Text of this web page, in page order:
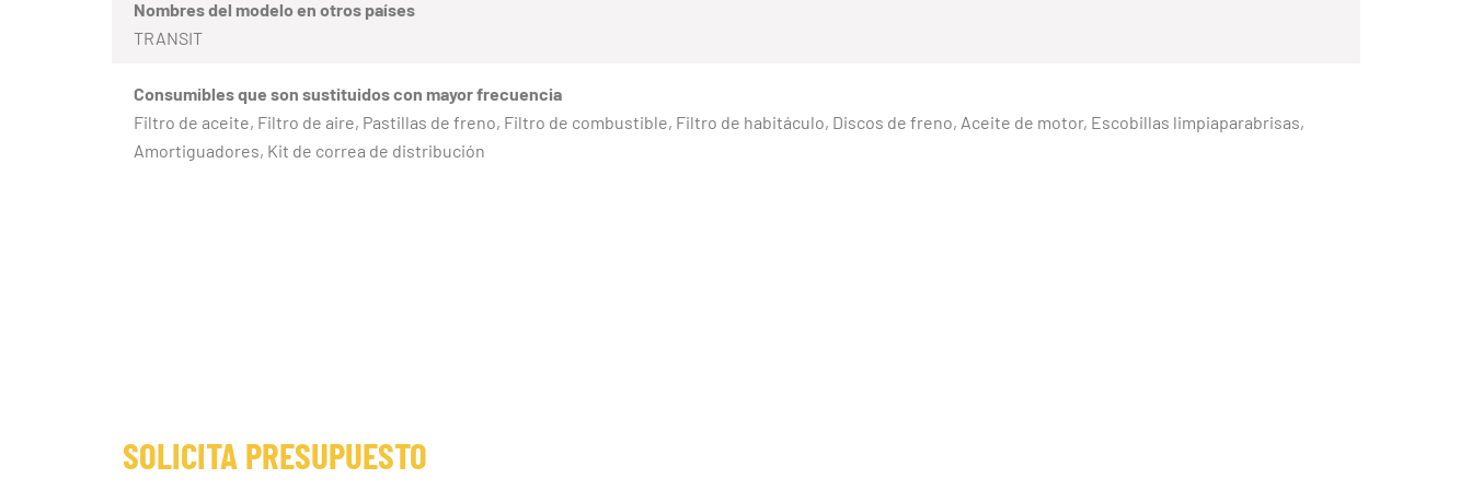
Nombres del modelo en otros países
TRANSIT
Consumibles que son sustituidos con mayor frecuencia
Filtro de aceite, Filtro de aire, Pastillas de freno, Filtro de combustible, Filtro de habitáculo, Discos de freno, Aceite de motor, Escobillas limpiaparabrisas,
Amortiguadores, Kit de correa de distribución
SOLICITA PRESUPUESTO